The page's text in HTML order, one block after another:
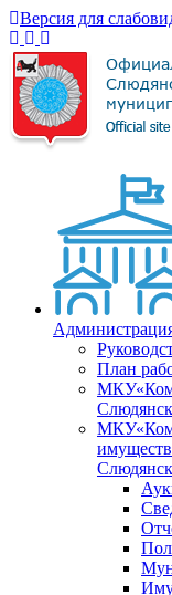
Версия для
План